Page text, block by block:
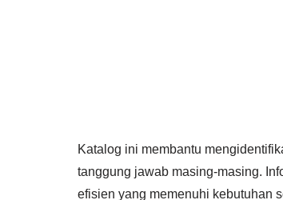
Katalog ini membantu
tanggung jawab masing-masing.
efisien yang memenuhi kebutuhan